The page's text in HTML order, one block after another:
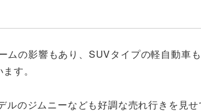
ムの影響もあり、SUVタイプの軽自動車
す。
のジムニーなども好調な売れ行きを見